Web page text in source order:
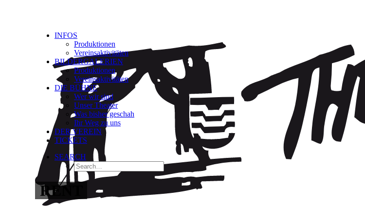
INFOS
Produktionen
Vereinsaktivitäten
BILDERGALERIEN
Produktionen
Vereinsaktivitäten
DIE BÜHNE
Wer wir sind
Unser Theater
Was bisher geschah
Ihr Weg zu uns
DER VEREIN
TICKETS
SEARCH
RENT